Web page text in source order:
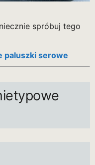
spróbuj tego
paluszki serowe